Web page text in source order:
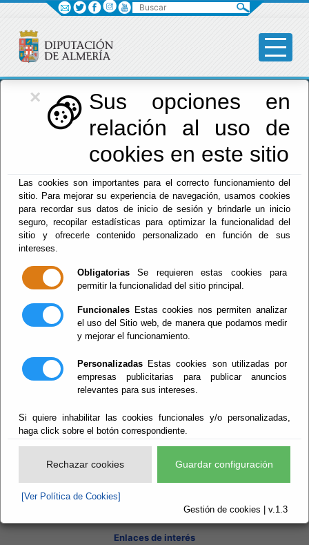
×
Sus opciones en
relación al uso de
cookies en este sitio
Las cookies son importantes para el correcto funcionamiento del
sitio. Para mejorar su experiencia de navegación, usamos cookies
para recordar sus datos de inicio de sesión y brindarle un inicio
seguro, recopilar estadísticas para optimizar la funcionalidad del
sitio y ofrecerle contenido personalizado en función de sus
intereses.
Obligatorias Se requieren estas cookies para
permitir la funcionalidad del sitio principal.
Funcionales Estas cookies nos permiten analizar
el uso del Sitio web, de manera que podamos medir
y mejorar el funcionamiento.
Personalizadas Estas cookies son utilizadas por
empresas publicitarias para publicar anuncios
relevantes para sus intereses.
Si quiere inhabilitar las cookies funcionales y/o personalizadas,
haga click sobre el botón correspondiente.
Rechazar cookies Guardar configuración
[Ver Política de Cookies]
Gestión de cookies | v.1.3
Diputación
Menú Diputación
Registro de Intereses - CSL
DECLARACIÓN DE INTERESES 2024. CARLOS
SÁNCHEZ LÓPEZ. ANUAL
Diputación Provincial de Almería - Presidencia, Hacienda,
Turismo y Empleo - Secretaría
Pleno - Registro de Intereses - CSL
DECLARACIÓN DE INTERESES 2023. CARLOS
SÁNCHEZ LÓPEZ. TOMA DE POSESIÓN
Diputación Provincial de Almería - Presidencia, Hacienda,
Turismo y Empleo - Secretaría
Pleno - Registro de Intereses - CSL
Intranet Provincial
Intranet Adheridos
Intranet Beneficiarios
Servicios EE.LL.
Enlaces de interés
Buscar